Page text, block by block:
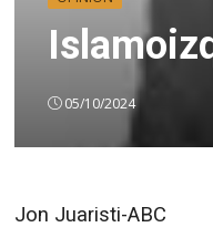
05/10/2024
Jon Juaristi-ABC